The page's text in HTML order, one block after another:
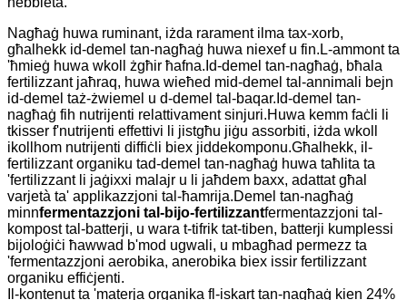
Nagħaġ huwa ruminant, iżda rarament ilma tax-xorb,
għalhekk id-demel tan-nagħaġ huwa niexef u fin.L-ammont ta
'ħmieġ huwa wkoll żgħir ħafna.Id-demel tan-nagħaġ, bħala
fertilizzant jaħraq, huwa wieħed mid-demel tal-annimali bejn
id-demel taż-żwiemel u d-demel tal-baqar.Id-demel tan-
nagħaġ fih nutrijenti relattivament sinjuri.Huwa kemm faċli li
tkisser f'nutrijenti effettivi li jistgħu jiġu assorbiti, iżda wkoll
ikollhom nutrijenti diffiċli biex jiddekomponu.Għalhekk, il-
fertilizzant organiku tad-demel tan-nagħaġ huwa taħlita ta
'fertilizzant li jaġixxi malajr u li jaħdem baxx, adattat għal
varjetà ta' applikazzjoni tal-ħamrija.Demel tan-nagħaġ
minnfermentazzjoni tal-bijo-fertilizzantfermentazzjoni tal-
kompost tal-batterji, u wara t-tifrik tat-tiben, batterji kumplessi
bijoloġiċi ħawwad b'mod ugwali, u mbagħad permezz ta
'fermentazzjoni aerobika, anerobika biex issir fertilizzant
organiku effiċjenti.
Il-kontenut ta 'materja organika fl-iskart tan-nagħaġ kien 24%